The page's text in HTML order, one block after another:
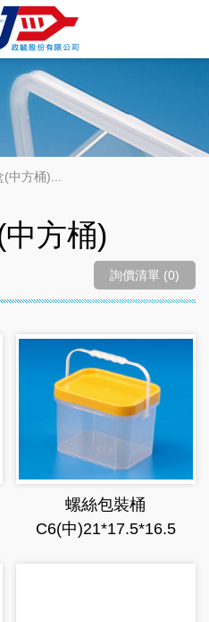
中方桶)...
方桶)
詢價清單 (0)
螺絲包裝桶
C6(中)21*17.5*16.5